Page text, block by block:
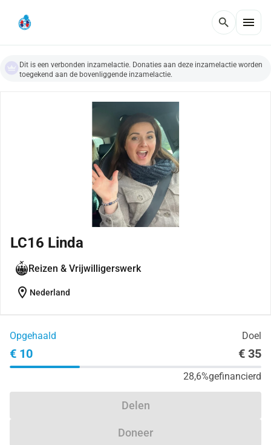
search menu
Dit is een verbonden inzamelactie. Donaties aan deze inzamelactie worden
toegekend aan de bovenliggende inzamelactie.
LC16 Linda
Reizen & Vrijwilligerswerk
location_on Nederland
Opgehaald Doel
€ 10 € 35
28,6%gefinancierd
Delen
Doneer